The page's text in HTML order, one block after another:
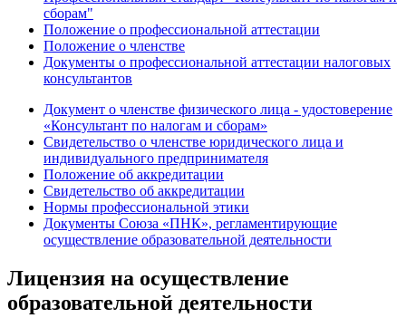
сборам"
Положение о профессиональной аттестации
Положение о членстве
Документы о профессиональной аттестации налоговых
консультантов
Документ о членстве физического лица - удостоверение
«Консультант по налогам и сборам»
Свидетельство о членстве юридического лица и
индивидуального предпринимателя
Положение об аккредитации
Свидетельство об аккредитации
Нормы профессиональной этики
Документы Союза «ПНК», регламентирующие
осуществление образовательной деятельности
Лицензия на осуществление
образовательной деятельности